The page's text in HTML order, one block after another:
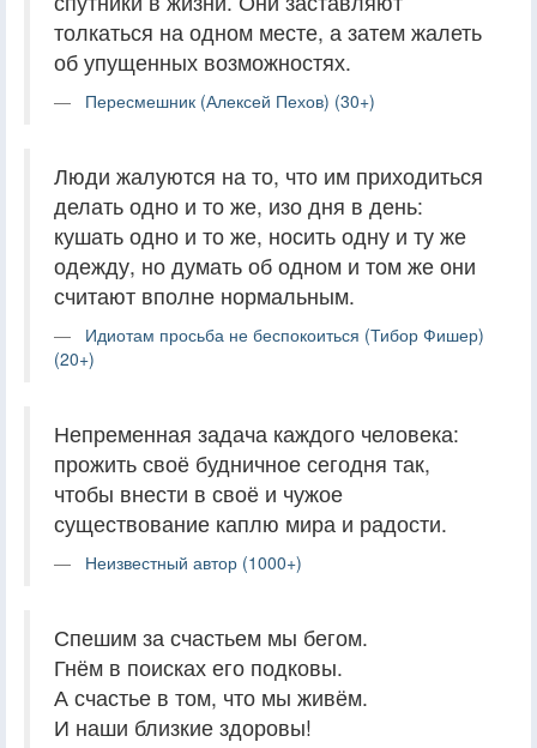
толкаться на одном месте, а затем жалеть
об упущенных возможностях.
Пересмешник (Алексей Пехов) (30+)
Люди жалуются на то, что им приходиться
делать одно и то же, изо дня в день:
кушать одно и то же, носить одну и ту же
одежду, но думать об одном и том же они
считают вполне нормальным.
Идиотам просьба не беспокоиться (Тибор Фишер)
(20+)
Непременная задача каждого человека:
прожить своё будничное сегодня так,
чтобы внести в своё и чужое
существование каплю мира и радости.
Неизвестный автор (1000+)
Спешим за счастьем мы бегом.
Гнём в поисках его подковы.
А счастье в том, что мы живём.
И наши близкие здоровы!